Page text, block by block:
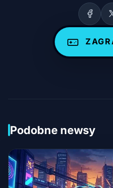
Podobne newsy